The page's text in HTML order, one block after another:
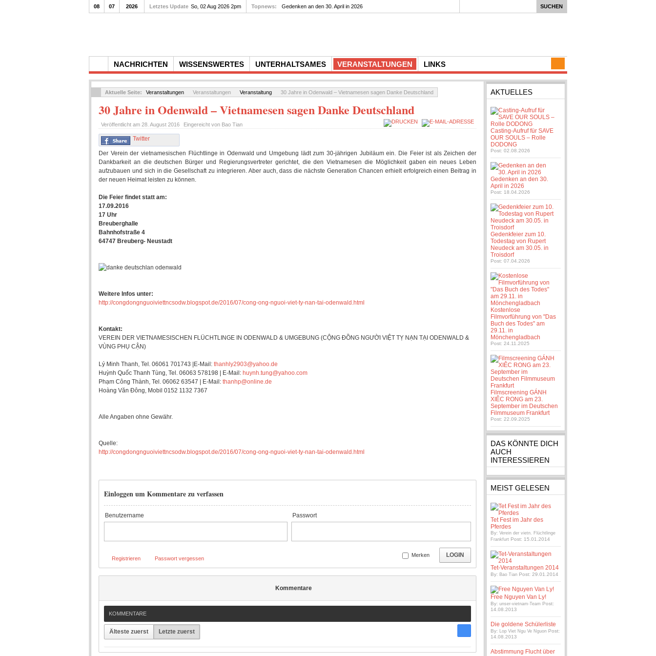
NACHRICHTEN WISSENSWERTES UNTERHALTSAMES VERANSTALTUNGEN LINKS
08 07 2026 Letztes Update So, 02 Aug 2026 2pm Topnews: Gedenken an den 30. April in 2026
Aktuelle Seite: Veranstaltungen Veranstaltungen Veranstaltung 30 Jahre in Odenwald – Vietnamesen sagen Danke Deutschland
30 Jahre in Odenwald – Vietnamesen sagen Danke Deutschland
Veröffentlicht am 28. August 2016 Eingereicht von Bao Tian
Twitter
Der Verein der vietnamesischen Flüchtlinge in Odenwald und Umgebung lädt zum 30-jährigen Jubiläum ein. Die Feier ist als Zeichen der
Dankbarkeit an die deutschen Bürger und Regierungsvertreter gerichtet, die den Vietnamesen die Möglichkeit gaben ein neues Leben
aufzubauen und sich in die Gesellschaft zu integrieren. Aber auch, dass die nächste Generation Chancen erhielt erfolgreich einen Beitrag in
der neuen Heimat leisten zu können.
Die Feier findet statt am:
17.09.2016
17 Uhr
Breuberghalle
Bahnhofstraße 4
64747 Breuberg- Neustadt
Weitere Infos unter:
http://congdongnguoiviettncsodw.blogspot.de/2016/07/cong-ong-nguoi-viet-ty-nan-tai-odenwald.html
Kontakt:
VEREIN DER VIETNAMESISCHEN FLÜCHTLINGE IN ODENWALD & UMGEBUNG (CỘNG ĐỒNG NGƯỜI VIỆT TỴ NẠN TẠI ODENWALD &
VÙNG PHỤ CẬN)
Lý Minh Thanh, Tel. 06061 701743 |E-Mail: thanhly2903@yahoo.de
Huỳnh Quốc Thanh Tùng, Tel. 06063 578198 | E-Mail: huynh.tung@yahoo.com
Phạm Công Thành, Tel. 06062 63547 | E-Mail: thanhp@online.de
Hoàng Văn Đông, Mobil 0152 1132 7367
Alle Angaben ohne Gewähr.
Quelle:
http://congdongnguoiviettncsodw.blogspot.de/2016/07/cong-ong-nguoi-viet-ty-nan-tai-odenwald.html
Einloggen um Kommentare zu verfassen
Benutzername Passwort
LOGIN
Merken
Registrieren Passwort vergessen
Kommentare
KOMMENTARE
Älteste zuerst Letzte zuerst
AKTUELLES
Casting-Aufruf für SAVE
OUR SOULS – Rolle
DODONG
Post: 02.08.2026
Gedenken an den 30.
April in 2026
Post: 18.04.2026
Gedenkfeier zum 10.
Todestag von Rupert
Neudeck am 30.05. in
Troisdorf
Post: 07.04.2026
Kostenlose
Filmvorführung von "Das
Buch des Todes" am
29.11. in
Mönchengladbach
Post: 24.11.2025
Filmscreening GÁNH
XIÊC RONG am 23.
September im Deutschen
Filmmuseum Frankfurt
Post: 22.09.2025
DAS KÖNNTE DICH
AUCH
INTERESSIEREN
MEIST GELESEN
Tet Fest im Jahr des
Pferdes
By:Verein der vietn. Flüchtlinge
Frankfurt Post: 15.01.2014
Tet-Veranstaltungen 2014
By:Bao Tian Post: 29.01.2014
Free Nguyen Van Ly!
By:unser-vietnam-Team Post:
14.08.2013
Die goldene Schülerliste
By:Lop Viet Ngu Ve Nguon Post:
14.08.2013
Abstimmung Flucht über